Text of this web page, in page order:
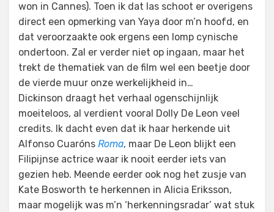
won in Cannes). Toen ik dat las schoot er overigens
direct een opmerking van Yaya door m’n hoofd, en
dat veroorzaakte ook ergens een lomp cynische
ondertoon. Zal er verder niet op ingaan, maar het
trekt de thematiek van de film wel een beetje door
de vierde muur onze werkelijkheid in…
Dickinson draagt het verhaal ogenschijnlijk
moeiteloos, al verdient vooral Dolly De Leon veel
credits. Ik dacht even dat ik haar herkende uit
Alfonso Cuaróns Roma, maar De Leon blijkt een
Filipijnse actrice waar ik nooit eerder iets van
gezien heb. Meende eerder ook nog het zusje van
Kate Bosworth te herkennen in Alicia Eriksson,
maar mogelijk was m’n ‘herkenningsradar’ wat stuk